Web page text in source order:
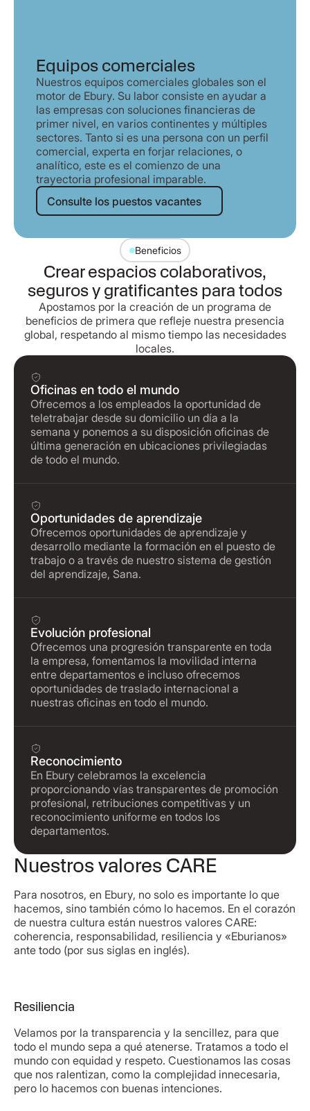
Equipos comerciales
Nuestros equipos comerciales globales son el
motor de Ebury. Su labor consiste en ayudar a
las empresas con soluciones financieras de
primer nivel, en varios continentes y múltiples
sectores. Tanto si es una persona con un perfil
comercial, experta en forjar relaciones, o
analítico, este es el comienzo de una
trayectoria profesional imparable.
Consulte los puestos vacantes
Consulte los puestos vacantes
Beneficios
Crear espacios colaborativos,
seguros y gratificantes para todos
Apostamos por la creación de un programa de
beneficios de primera que refleje nuestra presencia
global, respetando al mismo tiempo las necesidades
locales.
Oficinas en todo el mundo
Ofrecemos a los empleados la oportunidad de
teletrabajar desde su domicilio un día a la
semana y ponemos a su disposición oficinas de
última generación en ubicaciones privilegiadas
de todo el mundo.
Oportunidades de aprendizaje
Ofrecemos oportunidades de aprendizaje y
desarrollo mediante la formación en el puesto de
trabajo o a través de nuestro sistema de gestión
del aprendizaje, Sana.
Evolución profesional
Ofrecemos una progresión transparente en toda
la empresa, fomentamos la movilidad interna
entre departamentos e incluso ofrecemos
oportunidades de traslado internacional a
nuestras oficinas en todo el mundo.
Reconocimiento
En Ebury celebramos la excelencia
proporcionando vías transparentes de promoción
profesional, retribuciones competitivas y un
reconocimiento uniforme en todos los
departamentos.
Nuestros valores CARE
Para nosotros, en Ebury, no solo es importante lo que
hacemos, sino también cómo lo hacemos. En el corazón
de nuestra cultura están nuestros valores CARE:
coherencia, responsabilidad, resiliencia y «Eburianos»
ante todo (por sus siglas en inglés).
Resiliencia
Velamos por la transparencia y la sencillez, para que
todo el mundo sepa a qué atenerse. Tratamos a todo el
mundo con equidad y respeto. Cuestionamos las cosas
que nos ralentizan, como la complejidad innecesaria,
pero lo hacemos con buenas intenciones.